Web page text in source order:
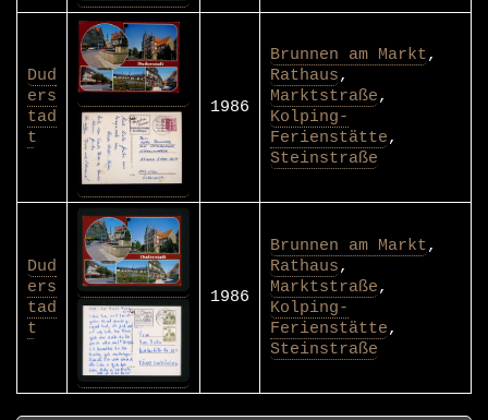
Dud
ers
tad
t
1986
Brunnen am Markt,
Rathaus,
Marktstraße,
Kolping-
Ferienstätte,
Steinstraße
Dud
ers
tad
t
1986
Brunnen am Markt,
Rathaus,
Marktstraße,
Kolping-
Ferienstätte,
Steinstraße